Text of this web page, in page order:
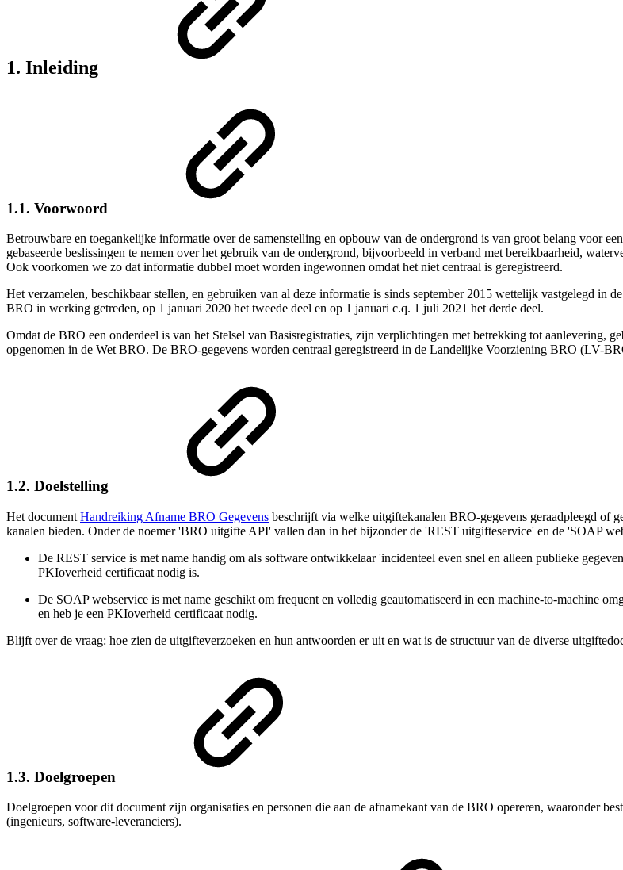
1. Inleiding
1.1. Voorwoord
Betrouwbare en toegankelijke informatie over de samenstelling en opbouw van de ondergrond is van groot belang voor
gebaseerde beslissingen te nemen over het gebruik van de ondergrond, bijvoorbeeld in verband met bereikbaarheid,
Ook voorkomen we zo dat informatie dubbel moet worden ingewonnen omdat het niet centraal is geregistreerd.
Het verzamelen, beschikbaar stellen, en gebruiken van al deze informatie is sinds september 2015 wettelijk vastgelegd in
BRO in werking getreden, op 1 januari 2020 het tweede deel en op 1 januari c.q. 1 juli 2021 het derde deel.
Omdat de BRO een onderdeel is van het Stelsel van Basisregistraties, zijn verplichtingen met betrekking tot aanlevering,
opgenomen in de Wet BRO. De BRO-gegevens worden centraal geregistreerd in de Landelijke Voorziening BRO (LV-
1.2. Doelstelling
Het document Handreiking Afname BRO Gegevens beschrijft via welke uitgiftekanalen BRO-gegevens geraadpleegd of
kanalen bieden. Onder de noemer 'BRO uitgifte API' vallen dan in het bijzonder de 'REST uitgifteservice' en de 'SOAP
De REST service is met name handig om als software ontwikkelaar 'incidenteel even snel en alleen publieke
PKIoverheid certificaat nodig is.
De SOAP webservice is met name geschikt om frequent en volledig geautomatiseerd in een machine-to-machine
en heb je een PKIoverheid certificaat nodig.
Blijft over de vraag: hoe zien de uitgifteverzoeken en hun antwoorden er uit en wat is de structuur van de diverse
1.3. Doelgroepen
Doelgroepen voor dit document zijn organisaties en personen die aan de afnamekant van de BRO opereren, waaronder
(ingenieurs, software-leveranciers).